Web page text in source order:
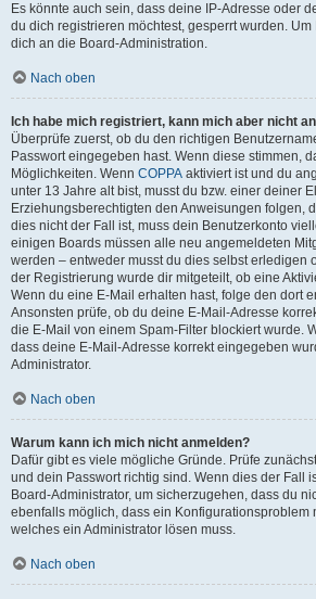
Es könnte auch sein, dass deine IP-Adresse oder
du dich registrieren möchtest, gesperrt wurden.
dich an die Board-Administration.
Nach oben
Ich habe mich registriert, kann mich aber nicht
Überprüfe zuerst, ob du den richtigen
Passwort eingegeben hast. Wenn diese stimmen,
Möglichkeiten. Wenn COPPA aktiviert ist und du
unter 13 Jahre alt bist, musst du bzw. einer deiner
Erziehungsberechtigten den Anweisungen folgen,
dies nicht der Fall ist, muss dein Benutzerkonto
einigen Boards müssen alle neu angemeldeten
werden – entweder musst du dies selbst erledigen
der Registrierung wurde dir mitgeteilt, ob eine
Wenn du eine E-Mail erhalten hast, folge den dort
Ansonsten prüfe, ob du deine E-Mail-Adresse
die E-Mail von einem Spam-Filter blockiert wurde.
dass deine E-Mail-Adresse korrekt eingegeben
Administrator.
Nach oben
Warum kann ich mich nicht anmelden?
Dafür gibt es viele mögliche Gründe. Prüfe
und dein Passwort richtig sind. Wenn dies der Fall
Board-Administrator, um sicherzugehen, dass du
ebenfalls möglich, dass ein Konfigurationsproblem
welches ein Administrator lösen muss.
Nach oben